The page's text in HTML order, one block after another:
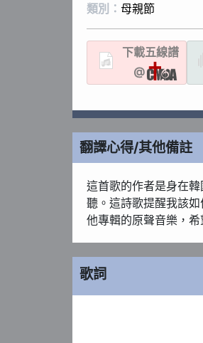
類別： 母親節
下載五線譜
@
翻譯心得/其他備註
這首歌的作者是身在
聽。這詩歌提醒我該
他專輯的原聲音樂，
歌詞